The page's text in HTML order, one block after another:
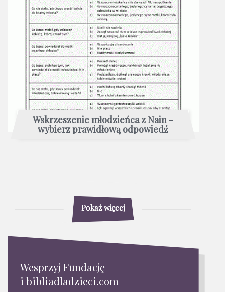
Wskrzeszenie młodzieńca z Nain -
wybierz prawidłową odpowiedź
Pokaż więcej
Wesprzyj Fundację
i bibliadladzieci.com